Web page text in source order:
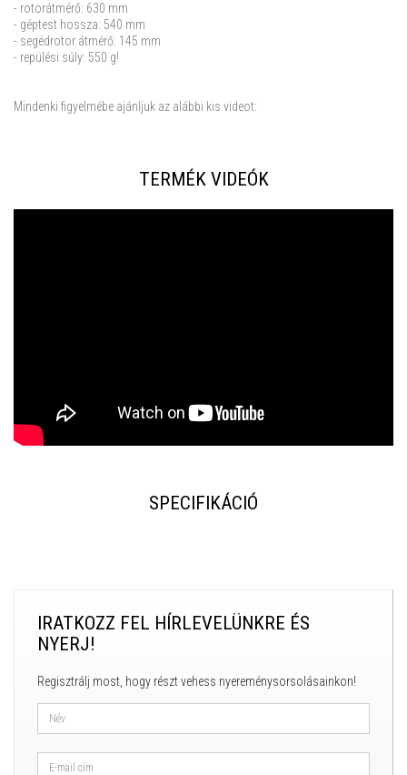
- rotorátmérő: 630 mm
- géptest hossza: 540 mm
- segédrotor átmérő: 145 mm
- repülési súly: 550 g!
Mindenki figyelmébe ajánljuk az alábbi kis videot:
TERMÉK VIDEÓK
SPECIFIKÁCIÓ
IRATKOZZ FEL HÍRLEVELÜNKRE ÉS
NYERJ!
Regisztrálj most, hogy részt vehess nyereménysorsolásainkon!